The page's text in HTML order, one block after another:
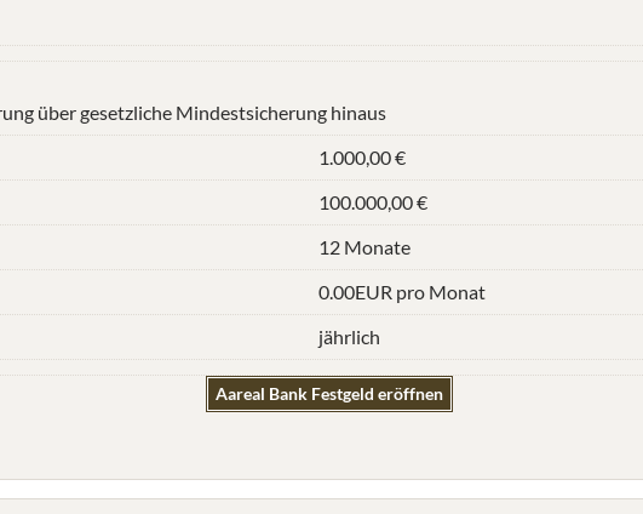
über gesetzliche Mindestsicherung hinaus
1.000,00 €
100.000,00 €
12 Monate
0.00EUR pro Monat
jährlich
Aareal Bank Festgeld eröffnen